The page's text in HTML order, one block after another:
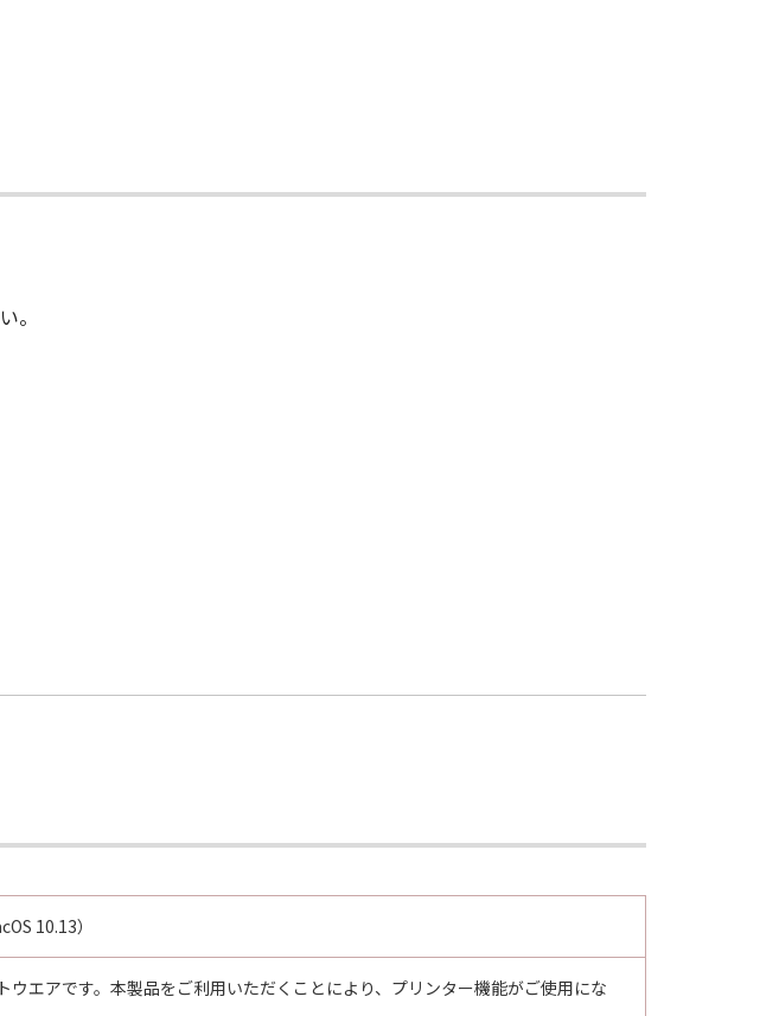
全部または一部を修正、改変、リバース・エンジニアリング、
とはできません。また、第三者にこのような行為をさせてはな
再使用許諾、譲渡、販売、頒布、賃貸、リースもしくは貸与す
このような行為をさせてはなりません。
センサーの著作権、肖像権、商標権その他の権利を侵害する方
このような行為をさせてはなりません。
な行為をさせてはなりません。
くはキヤノンのライセンサーのイメージを損なう行為のために
の提供のために、「ソフトウェア」が、お客様の使用する「プ
会社、それらの販売代理店および販売店が、お客様から送信
析し、利用する場合があることを了解し、これらに同意するも
ます。キヤノン、キヤノンの子会社、それらの販売代理店お
関して、商品性および特定の目的への適合性または「許諾ソフ
。
10.13）
エアです。本製品をご利用いただくことにより、プリンター機能がご使用にな